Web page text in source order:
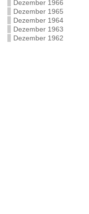
Dezember 1966
Dezember 1965
Dezember 1964
Dezember 1963
Dezember 1962